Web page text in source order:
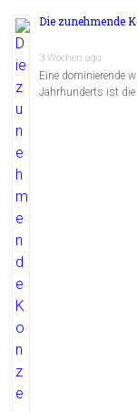
Die zunehmende
3 Wochen ago
Eine dominierende
Jahrhunderts ist